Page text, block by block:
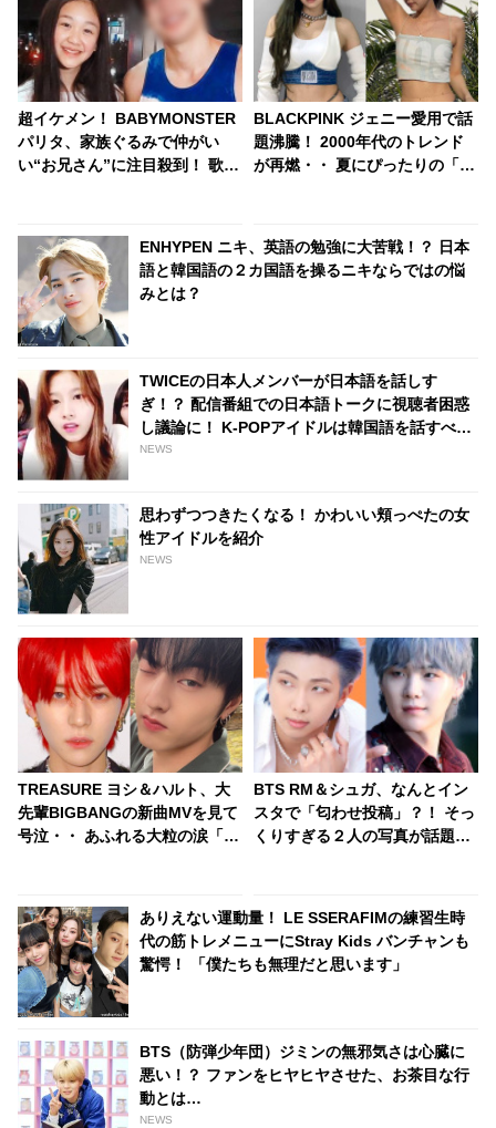
超イケメン！ BABYMONSTER
パリタ、家族ぐるみで仲がい
い“お兄さん”に注目殺到！ 歌
BLACKPINK ジェニー愛用で話
題沸騰！ 2000年代のトレンド
が再燃・・ 夏にぴったりの「ベ
ENHYPEN ニキ、英語の勉強に大苦戦！？ 日本
語と韓国語の２カ国語を操るニキならではの悩
みとは？
TWICEの日本人メンバーが日本語を話しす
ぎ！？ 配信番組での日本語トークに視聴者困惑
し議論に！ K-POPアイドルは韓国語を話すべ
き・・？
NEWS
思わずつつきたくなる！ かわいい頬っぺたの女
性アイドルを紹介
NEWS
TREASURE ヨシ＆ハルト、大
先輩BIGBANGの新曲MVを見て
号泣・・ あふれる大粒の涙「僕
アーティストへの純粋な愛に感
動
BTS RM＆シュガ、なんとイン
スタで「匂わせ投稿」？！ そっ
くりすぎる２人の写真が話題
ありえない運動量！ LE SSERAFIMの練習生時
代の筋トレメニューにStray Kids バンチャンも
驚愕！ 「僕たちも無理だと思います」
BTS（防弾少年団）ジミンの無邪気さは心臓に
悪い！？ ファンをヒヤヒヤさせた、お茶目な行
動とは…
NEWS